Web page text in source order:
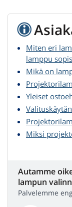
Miten eri
lamppu
Mikä on
Yleiset
Miksi
Autamme
lampun
Palvelemme